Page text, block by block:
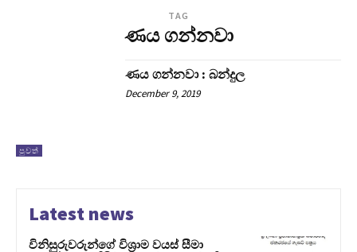
TAG
ණය ගන්නවා
පුවත්
ණය ගන්නවා : බන්දුල
December 9, 2019
Latest news
විනිසුරුවරුන්ගේ විශ්‍රාම වයස් සීමා